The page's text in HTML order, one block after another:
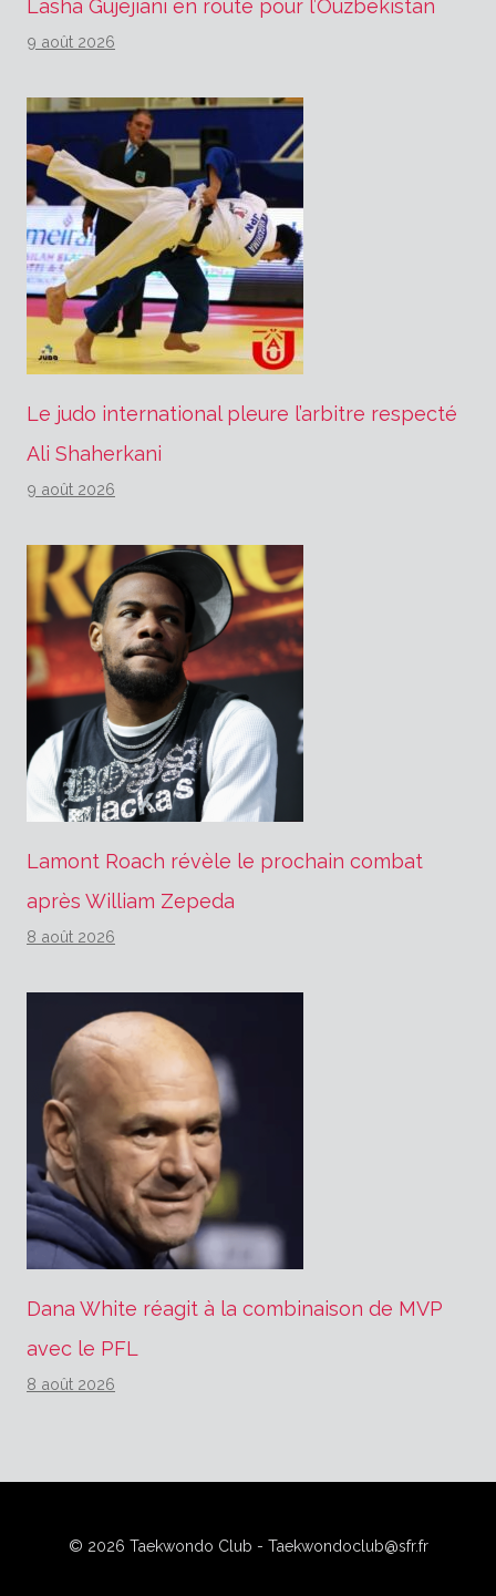
Lasha Gujejiani en route pour l’Ouzbékistan
9 août 2026
Le judo international pleure l’arbitre respecté
Ali Shaherkani
9 août 2026
Lamont Roach révèle le prochain combat
après William Zepeda
8 août 2026
Dana White réagit à la combinaison de MVP
avec le PFL
8 août 2026
© 2026 Taekwondo Club - Taekwondoclub@sfr.fr